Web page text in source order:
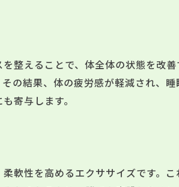
整えることで、体全体の状態を改
の結果、体の疲労感が軽減され、
寄与します。
軟性を高めるエクササイズです。